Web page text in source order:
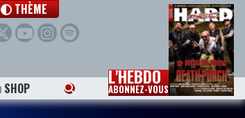
THÈME
SHOP L'HEBDO
ABONNEZ-VOUS